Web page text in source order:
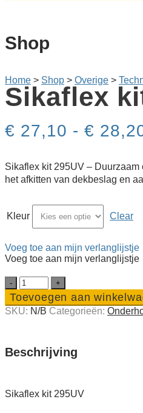
Shop
Home > Shop > Overige >
Sikaflex
€ 27,10 - €
Sikaflex kit 295UV –
het afkitten van dekbeslag en
Kleur Clear
Voeg toe aan mijn verlanglijstje
Voeg toe aan mijn verlanglijstje
Sikaflex
kit
295UV
quantity
Toevoegen aan
SKU: N/B Categorieën:
Beschrijving
Sikaflex kit 295UV